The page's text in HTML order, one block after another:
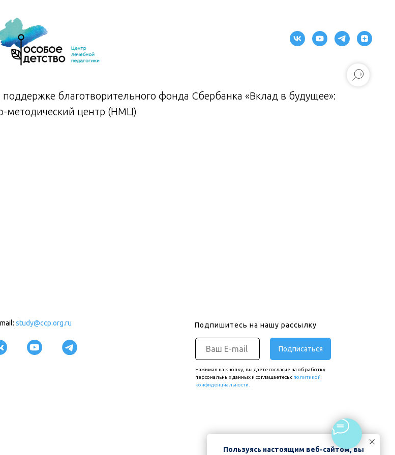
благотворительного фонда Сбербанка «Вклад в будущее»:
методический центр (НМЦ)
Подписаться
Подпишитесь на нашу рассылку
Нажимая на кнопку, вы даете согласие на обработку
персональных данных и соглашаетесь c политикой
конфиденциальности.
study@ccp.org.ru
Пользуясь настоящим веб-сайтом, вы